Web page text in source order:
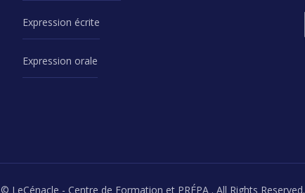
Expression écrite
Expression orale
© LeCénacle - Centre de Formation et PRÉPA . All Rights Reserved.